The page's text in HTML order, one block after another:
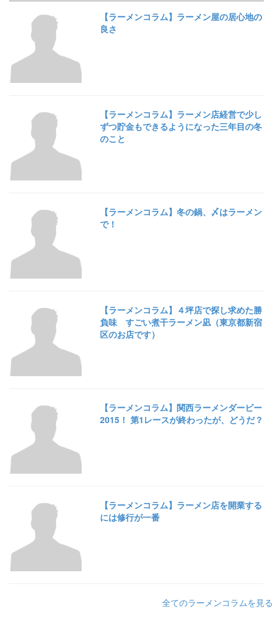
【ラーメンコラム】ラーメン屋の居心地の
良さ
【ラーメンコラム】ラーメン店経営で少し
ずつ貯金もできるようになった三年目の冬
のこと
【ラーメンコラム】冬の鍋、〆はラーメン
で！
【ラーメンコラム】４坪店で探し求めた勝
負味 すごい煮干ラーメン凪（東京都新宿
区のお店です）
【ラーメンコラム】関西ラーメンダービー
2015！ 第1レースが終わったが、どうだ？
【ラーメンコラム】ラーメン店を開業する
には修行が一番
全てのラーメンコラムを見る